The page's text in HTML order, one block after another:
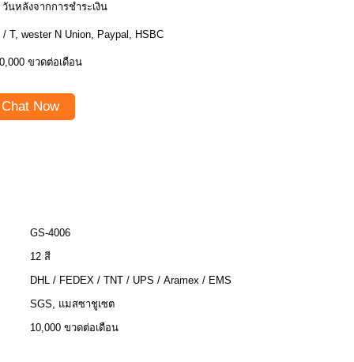
วันหลังจากการชำระเงิน
/ T, wester N Union, Paypal, HSBC
ขวดต่อเดือน
Chat Now
GS-4006
12 สี
DHL / FEDEX / TNT / UPS / Aramex / EMS
SGS, แมสซาชูเซต
10,000 ขวดต่อเดือน